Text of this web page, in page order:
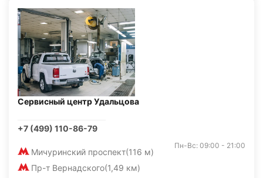
Сервисный центр Удальцова
+7 (499) 110-86-79
Мичуринский проспект(116 м)
Пр-т Вернадского(1,49 км)
Пн-Вс: 09:00 - 21:00